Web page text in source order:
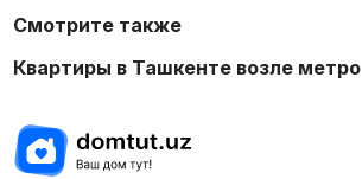
Смотрите также
Квартиры в Ташкенте возле метро